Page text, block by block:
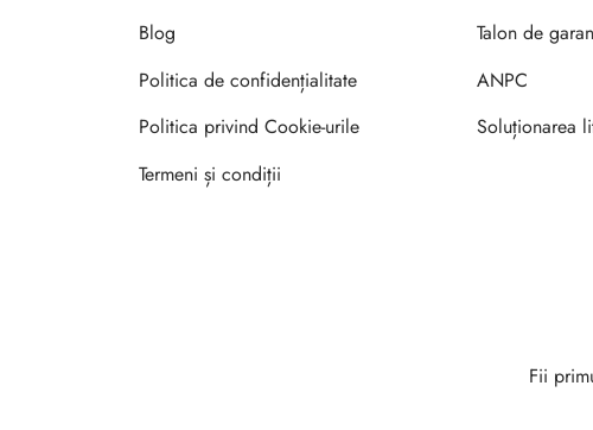
Blog
Politica de confidențialitate
Politica privind Cookie-urile
Termeni și condiții
Talon de
ANPC
Soluționarea
Fii